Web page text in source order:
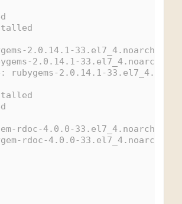
2.0.14.1-33.el7_4.noarch
2.0.14.1-33.el7_4.noarch
rubygems-2.0.14.1-
rdoc-4.0.0-33.el7_4.noarch
rdoc-4.0.0-33.el7_4.noarch